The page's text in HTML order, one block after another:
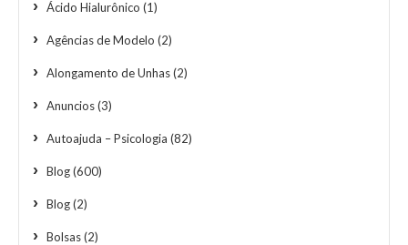
Ácido Hialurônico (1)
Agências de Modelo (2)
Alongamento de Unhas(2)
Anuncios(3)
Autoajuda – Psicologia (82)
Blog(600)
Blog(2)
Bolsas(2)